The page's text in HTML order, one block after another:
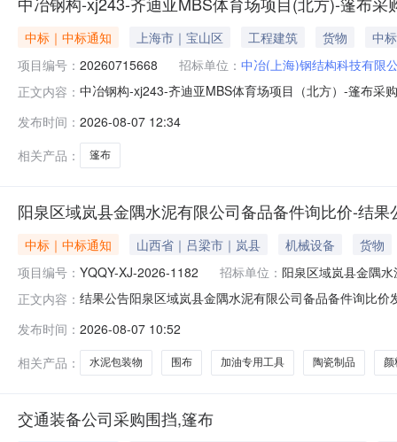
中标｜中标通知 上海市｜宝山区 工程建筑 货物
中
项目编号： 20260715668 招标单位： 中冶(上海)钢结构科技有限
正文内容： 中冶钢构-xj243-齐迪亚MBS体育场项目（北方）-篷布采
工业科技有限公司中冶（上海）钢结构科技有限公司采
发布时间： 2026-08-07 12:34
相关产品：
篷布
阳泉区域岚县金隅水泥有限公司备品备件询比价-结果
中标｜中标通知 山西省｜吕梁市｜岚县 机械设备
货物
项目编号： YQQY-XJ-2026-1182 招标单位： 阳泉区域岚县金隅
正文内容： 结果公告阳泉区域岚县金隅水泥有限公司备品备件询比
器材、加油专用工具、涂料、颜料、砌筑材料、陶瓷制
发布时间： 2026-08-07 10:52
相关产品：
水泥包装物 围布 加油专用工具 陶瓷制品 颜
交通装备公司采购围挡,篷布